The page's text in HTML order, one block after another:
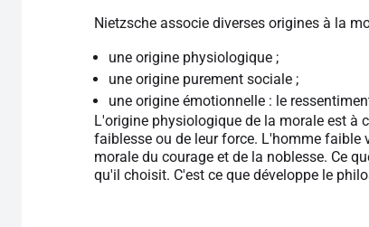
Nietzsche associe diverses origines à la
une origine physiologique ;
une origine purement sociale ;
une origine émotionnelle : le
L'origine physiologique de la morale est à
faiblesse ou de leur force. L'homme faible
morale du courage et de la noblesse. Ce
qu'il choisit. C'est ce que développe le